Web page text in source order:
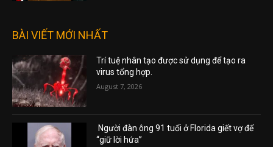
BÀI VIẾT MỚI NHẤT
Trí tuệ nhân tạo được sử dụng để tạo ra
virus tổng hợp.
August 7, 2026
Người đàn ông 91 tuổi ở Florida giết vợ để
“giữ lời hứa”